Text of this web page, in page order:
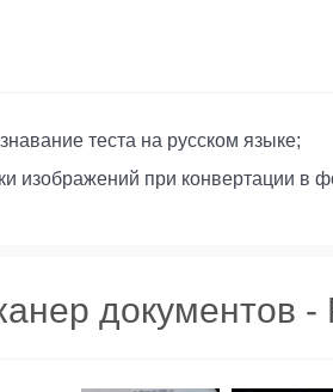
теста на русском языке;
изображений при конвертации в
документов -